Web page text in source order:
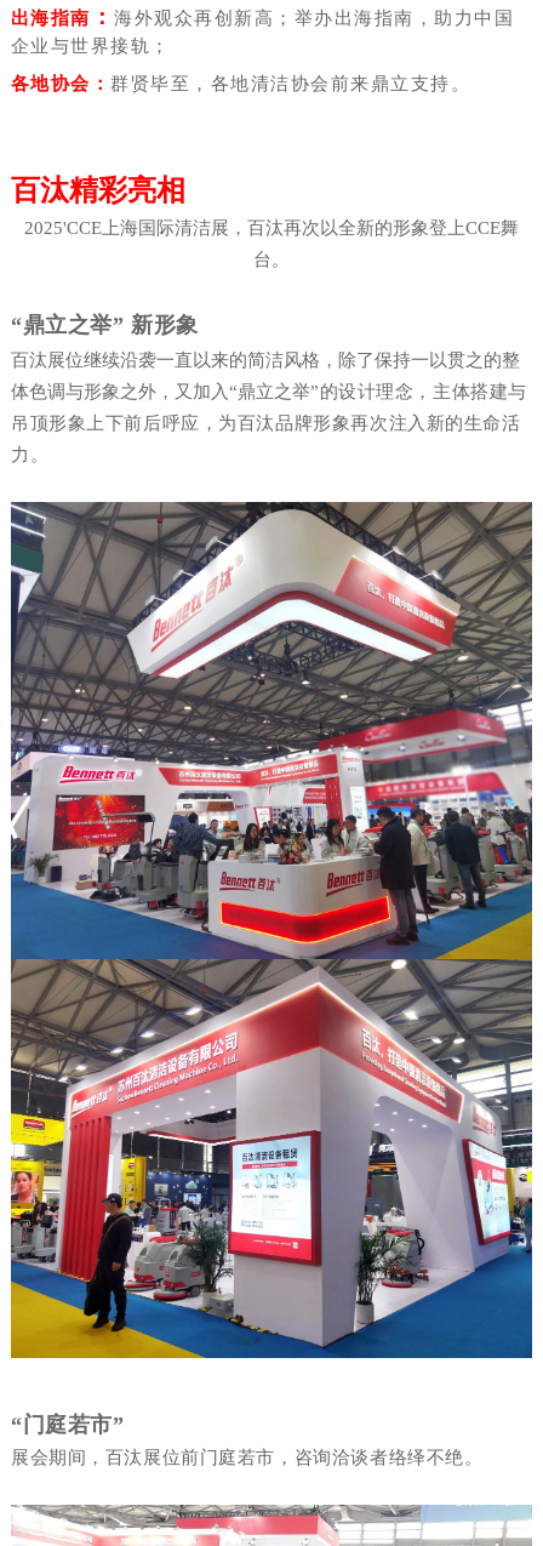
出海指南 ：海外观众再创新高；举办出海指南，助力中国
企业与世界接轨；
各地协会：群贤毕至，各地清洁协会前来鼎立支持。
百汰精彩亮相
2025'CCE上海国际清洁展，百汰再次以全新的形象登上CCE舞
台。
“鼎立之举” 新形象
百汰展位继续沿袭一直以来的简洁风格，除了保持一以贯之的整
体色调与形象之外，又加入“鼎立之举”的设计理念，主体搭建与
吊顶形象上下前后呼应，为百汰品牌形象再次注入新的生命活
力。
“门庭若市”
展会期间，百汰展位前门庭若市，咨询洽谈者络绎不绝。